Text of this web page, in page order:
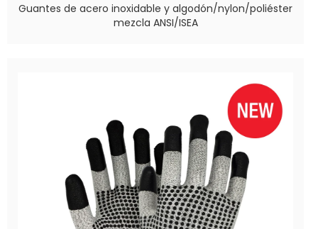
Guantes de acero inoxidable y algodón/nylon/poliéster
mezcla ANSI/ISEA